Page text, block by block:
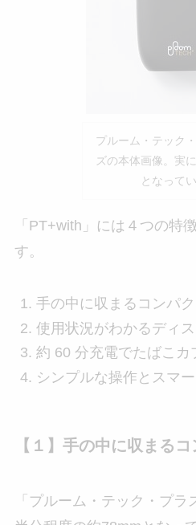
プルーム・テック
ズの本体画像。実
となってい
「PT+with」には４つの特
す。
手の中に収まるコンパ
使用状況がわかるディ
約 60 分充電でたばこ
シンプルな操作とスマ
【１】手の中に収まる
「プルーム・テック・プ